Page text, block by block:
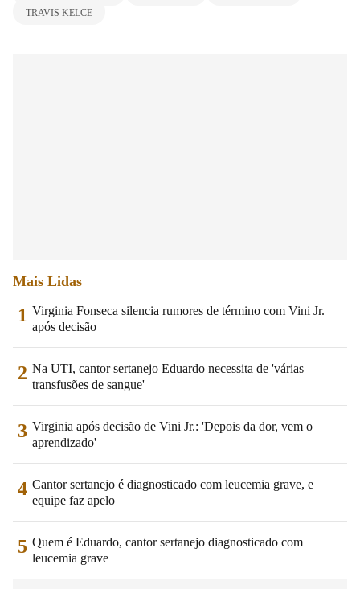
TRAVIS KELCE
Mais Lidas
1 Virginia Fonseca silencia rumores de término com Vini Jr.
após decisão
2 Na UTI, cantor sertanejo Eduardo necessita de 'várias
transfusões de sangue'
3 Virginia após decisão de Vini Jr.: 'Depois da dor, vem o
aprendizado'
4 Cantor sertanejo é diagnosticado com leucemia grave, e
equipe faz apelo
5 Quem é Eduardo, cantor sertanejo diagnosticado com
leucemia grave